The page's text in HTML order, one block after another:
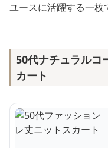
ユースに活躍する一枚
50代ナチュラルコ
カート